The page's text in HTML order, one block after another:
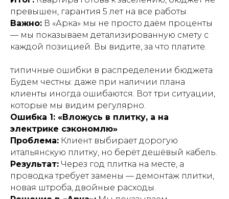
превышен, гарантия 5 лет на все работы.
Важно: В «Арка» мы не просто даём проценты
— мы показываем детализированную смету с
каждой позицией. Вы видите, за что платите.
типичные ошибки в распределении бюджета
Будем честны: даже при наличии плана
клиенты иногда ошибаются. Вот три ситуации,
которые мы видим регулярно.
Ошибка 1: «Вложусь в плитку, а на
электрике сэкономлю»
Проблема: Клиент выбирает дорогую
итальянскую плитку, но берёт дешёвый кабель.
Результат: Через год плитка на месте, а
проводка требует замены — демонтаж плитки,
новая штроба, двойные расходы.